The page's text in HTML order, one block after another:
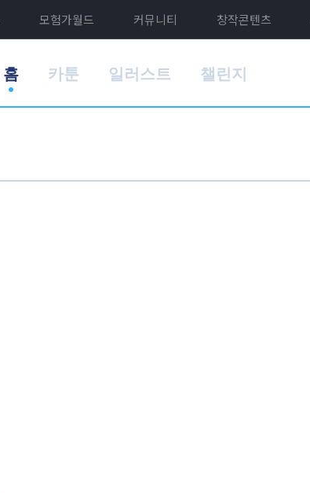
모험가월드 커뮤니티 창작콘텐츠
홈 카툰 일러스트 챌린지